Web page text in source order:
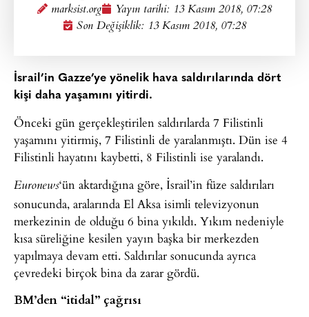
marksist.org Yayın tarihi: 13 Kasım 2018, 07:28
Son Değişiklik: 13 Kasım 2018, 07:28
İsrail’in Gazze’ye yönelik hava saldırılarında dört
kişi daha yaşamını yitirdi.
Önceki gün gerçekleştirilen saldırılarda 7 Filistinli
yaşamını yitirmiş, 7 Filistinli de yaralanmıştı. Dün ise 4
Filistinli hayatını kaybetti, 8 Filistinli ise yaralandı.
Euronews‘ün aktardığına göre, İsrail’in füze saldırıları
sonucunda, aralarında El Aksa isimli televizyonun
merkezinin de olduğu 6 bina yıkıldı. Yıkım nedeniyle
kısa süreliğine kesilen yayın başka bir merkezden
yapılmaya devam etti. Saldırılar sonucunda ayrıca
çevredeki birçok bina da zarar gördü.
BM’den “itidal” çağrısı